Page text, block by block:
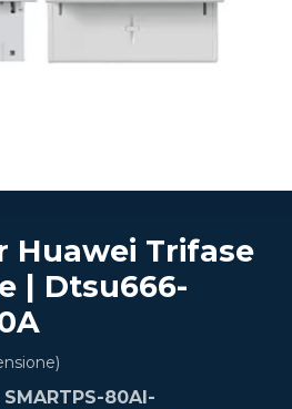
Huawei Trifase
| Dtsu666-
80AI-